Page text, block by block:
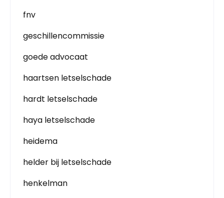
fnv
geschillencommissie
goede advocaat
haartsen letselschade
hardt letselschade
haya letselschade
heidema
helder bij letselschade
henkelman